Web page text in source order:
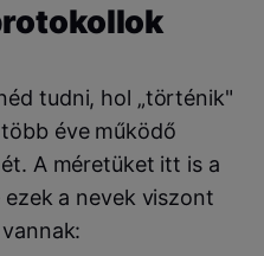
tudni, hol „történik"
éve működő
A méretüket itt is a
ezek a nevek viszont